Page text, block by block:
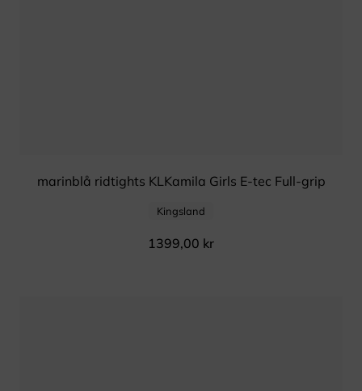
marinblå ridtights KLKamila Girls E-tec Full-grip
Kingsland
1399,00 kr